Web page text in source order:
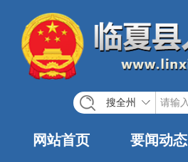
搜全州
网站首页 要闻动态